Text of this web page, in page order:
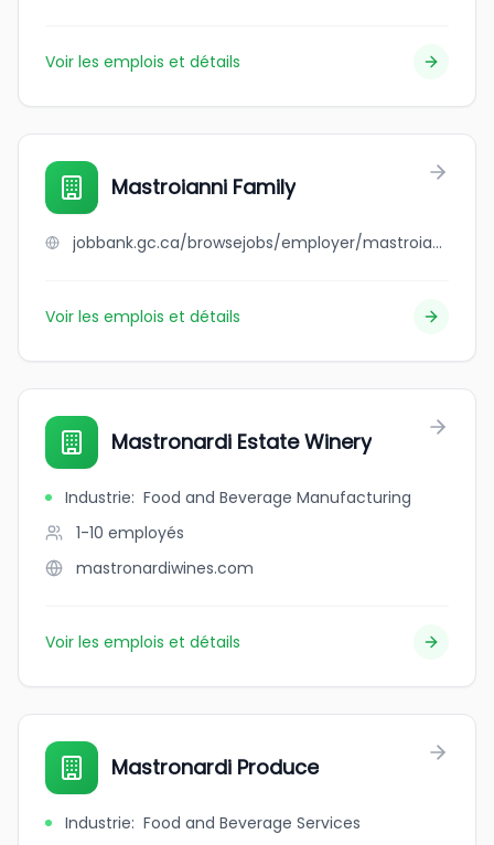
Voir les emplois et détails
Mastroianni Family
jobbank.gc.ca/browsejobs/employer/mastroianni+family/ca
Voir les emplois et détails
Mastronardi Estate Winery
Industrie: Food and Beverage Manufacturing
1-10 employés
mastronardiwines.com
Voir les emplois et détails
Mastronardi Produce
Industrie: Food and Beverage Services